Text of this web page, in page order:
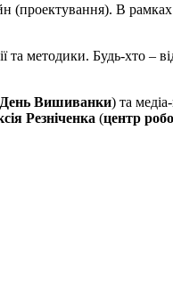
(проектування). В
та методики. Будь-хто –
День Вишиванки) та
Резніченка (центр